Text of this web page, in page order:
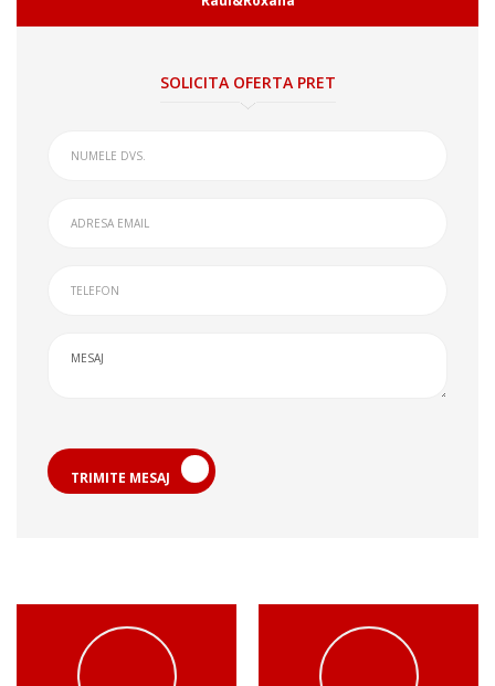
SOLICITA OFERTA PRET
TRIMITE MESAJ